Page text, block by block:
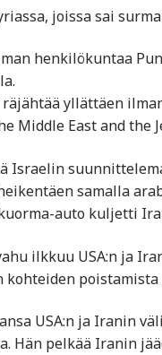
joissa sai
henkilökuntaa
yllättäen
Middle East and the
Israelin
samalla
auto kuljetti
ilkkuu USA:n ja
poistamista
USA:n ja Iranin
Hän pelkää Iranin